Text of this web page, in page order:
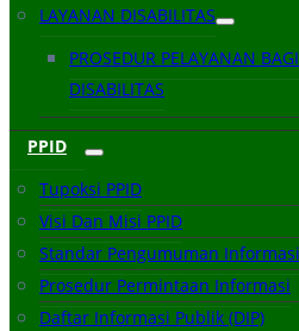
LAYANAN DISABILITAS
PROSEDUR PELAYANAN
DISABILITAS
PPID
Tupoksi PPID
Visi Dan Misi PPID
Standar Pengumuman Informasi
Prosedur Permintaan Informasi
Daftar Informasi Publik (DIP)